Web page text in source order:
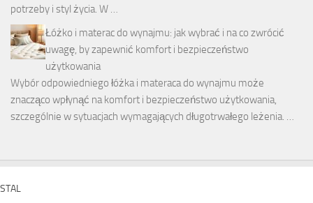
potrzeby i styl życia. W …
Łóżko i materac do wynajmu: jak wybrać i na co zwrócić
uwagę, by zapewnić komfort i bezpieczeństwo
użytkowania
Wybór odpowiedniego łóżka i materaca do wynajmu może
znacząco wpłynąć na komfort i bezpieczeństwo użytkowania,
szczególnie w sytuacjach wymagających długotrwałego leżenia. …
STAL